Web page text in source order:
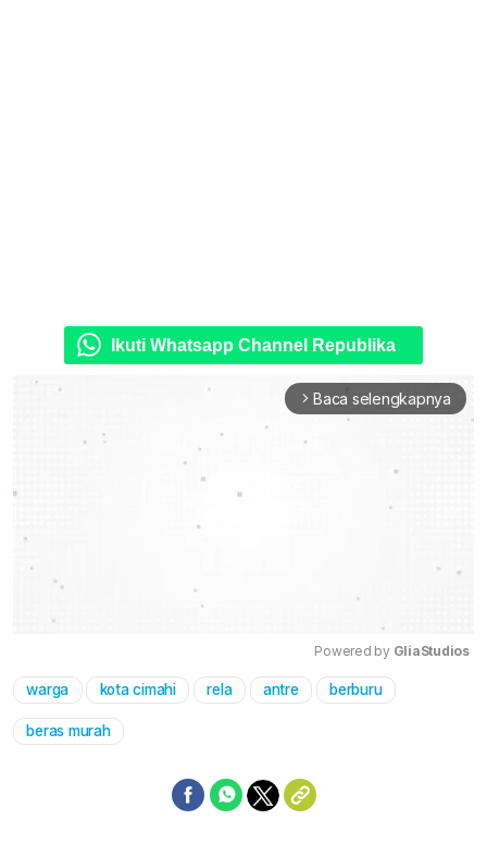
Ikuti Whatsapp Channel Republika
arrow_forward_ios Baca selengkapnya
Powered by GliaStudios
warga kota cimahi rela antre berburu
beras murah